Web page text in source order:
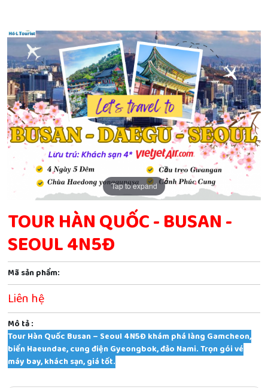
Tap to expand
TOUR HÀN QUỐC - BUSAN -
SEOUL 4N5Đ
Mã sản phẩm:
Liên hệ
Mô tả :
Tour Hàn Quốc Busan – Seoul 4N5Đ khám phá làng Gamcheon,
biển Haeundae, cung điện Gyeongbok, đảo Nami. Trọn gói vé
máy bay, khách sạn, giá tốt.